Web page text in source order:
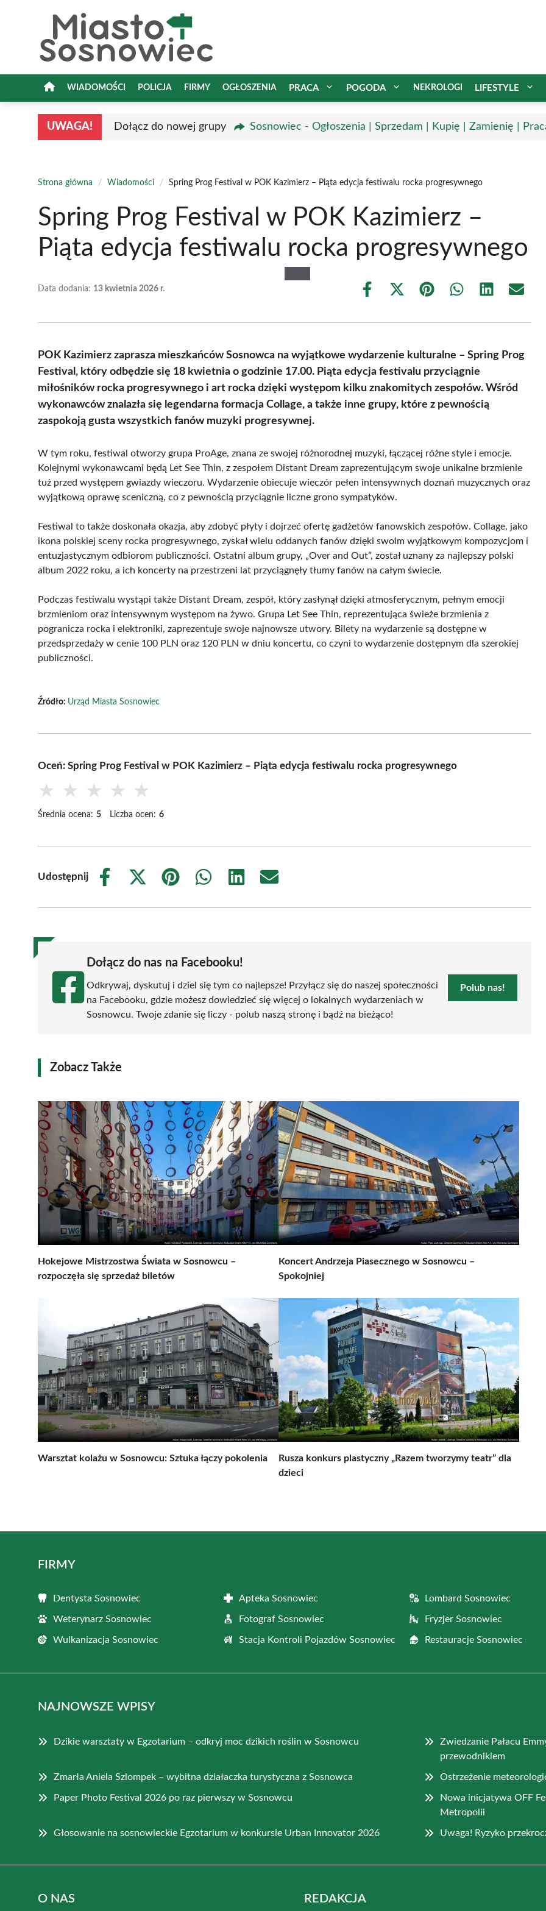
WIADOMOŚCI POLICJA FIRMY OGŁOSZENIA PRACA POGODA NEKROLOGI LIFESTYLE
UWAGA! Dołącz do nowej grupy Sosnowiec - Ogłoszenia | Sprzedam | Kupię | Zamienię |
Strona główna / Wiadomości / Spring Prog Festival w POK Kazimierz – Piąta edycja festiwalu rocka progresywnego
Spring Prog Festival w POK Kazimierz –
Piąta edycja festiwalu rocka progresywnego
Data dodania: 13 kwietnia 2026 r.
Share
Share
(Twitter)
Share Share Share Share
POK Kazimierz zaprasza mieszkańców Sosnowca na wyjątkowe wydarzenie kulturalne – Spring Prog
Festival, który odbędzie się 18 kwietnia o godzinie 17.00. Piąta edycja festivalu przyciągnie
miłośników rocka progresywnego i art rocka dzięki występom kilku znakomitych zespołów. Wśród
wykonawców znalazła się legendarna formacja Collage, a także inne grupy, które z pewnością
zaspokoją gusta wszystkich fanów muzyki progresywnej.
W tym roku, festiwal otworzy grupa ProAge, znana ze swojej różnorodnej muzyki, łączącej różne style i emocje.
Kolejnymi wykonawcami będą Let See Thin, z zespołem Distant Dream zaprezentującym swoje unikalne brzmienie
tuż przed występem gwiazdy wieczoru. Wydarzenie obiecuje wieczór pełen intensywnych doznań muzycznych oraz
wyjątkową oprawę sceniczną, co z pewnością przyciągnie liczne grono sympatyków.
Festiwal to także doskonała okazja, aby zdobyć płyty i dojrzeć ofertę gadżetów fanowskich zespołów. Collage, jako
ikona polskiej sceny rocka progresywnego, zyskał wielu oddanych fanów dzięki swoim wyjątkowym kompozycjom i
entuzjastycznym odbiorom publiczności. Ostatni album grupy, „Over and Out”, został uznany za najlepszy polski
album 2022 roku, a ich koncerty na przestrzeni lat przyciągnęły tłumy fanów na całym świecie.
Podczas festiwalu wystąpi także Distant Dream, zespół, który zasłynął dzięki atmosferycznym, pełnym emocji
brzmieniom oraz intensywnym występom na żywo. Grupa Let See Thin, reprezentująca świeże brzmienia z
pogranicza rocka i elektroniki, zaprezentuje swoje najnowsze utwory. Bilety na wydarzenie są dostępne w
przedsprzedaży w cenie 100 PLN oraz 120 PLN w dniu koncertu, co czyni to wydarzenie dostępnym dla szerokiej
publiczności.
Źródło: Urząd Miasta Sosnowiec
Oceń: Spring Prog Festival w POK Kazimierz – Piąta edycja festiwalu rocka progresywnego
★ ★ ★ ★ ★
Średnia ocena: 5 Liczba ocen: 6
Udostępnij
Share
Share
(Twitter)
Share
Share
Share
Share
Dołącz do nas na Facebooku!
Odkrywaj, dyskutuj i dziel się tym co najlepsze! Przyłącz się do naszej społeczności
na Facebooku, gdzie możesz dowiedzieć się więcej o lokalnych wydarzeniach w
Sosnowcu. Twoje zdanie się liczy - polub naszą stronę i bądź na bieżąco!
Polub nas!
Zobacz Także
Hokejowe Mistrzostwa Świata w Sosnowcu –
rozpoczęła się sprzedaż biletów
Koncert Andrzeja Piasecznego w Sosnowcu –
Spokojniej
Warsztat kolażu w Sosnowcu: Sztuka łączy pokolenia
Rusza konkurs plastyczny „Razem tworzymy teatr” dla
dzieci
FIRMY
Dentysta Sosnowiec Apteka Sosnowiec Lombard Sosnowiec
Weterynarz Sosnowiec Fotograf Sosnowiec Fryzjer Sosnowiec
Wulkanizacja Sosnowiec Stacja Kontroli Pojazdów Sosnowiec Restauracje Sosnowiec
NAJNOWSZE WPISY
Dzikie warsztaty w Egzotarium – odkryj moc dzikich roślin w Sosnowcu
Zwiedzanie Pałacu
przewodnikiem
Zmarła Aniela Szlompek – wybitna działaczka turystyczna z Sosnowca Ostrzeżenie
Paper Photo Festival 2026 po raz pierwszy w Sosnowcu
Nowa inicjatywa OFF
Metropolii
Głosowanie na sosnowieckie Egzotarium w konkursie Urban Innovator 2026 Uwaga! Ryzyko
O NAS REDAKCJA